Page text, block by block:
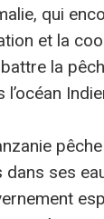
qui
et la
la
ses